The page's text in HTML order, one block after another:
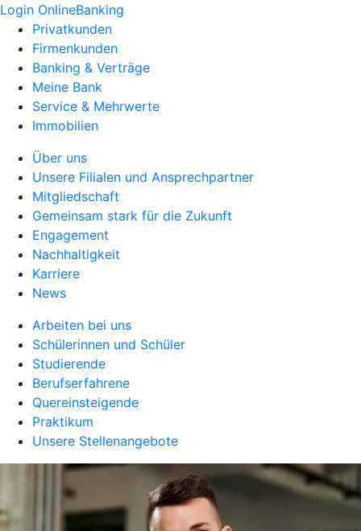
Login OnlineBanking
Privatkunden
Firmenkunden
Banking & Verträge
Meine Bank
Service & Mehrwerte
Immobilien
Über uns
Unsere Filialen und Ansprechpartner
Mitgliedschaft
Gemeinsam stark für die Zukunft
Engagement
Nachhaltigkeit
Karriere
News
Arbeiten bei uns
Schülerinnen und Schüler
Studierende
Berufserfahrene
Quereinsteigende
Praktikum
Unsere Stellenangebote